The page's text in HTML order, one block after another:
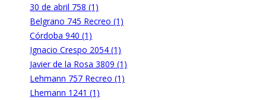
30 de abril 758 (1)
Belgrano 745 Recreo (1)
Córdoba 940 (1)
Ignacio Crespo 2054 (1)
Javier de la Rosa 3809 (1)
Lehmann 757 Recreo (1)
Lhemann 1241 (1)